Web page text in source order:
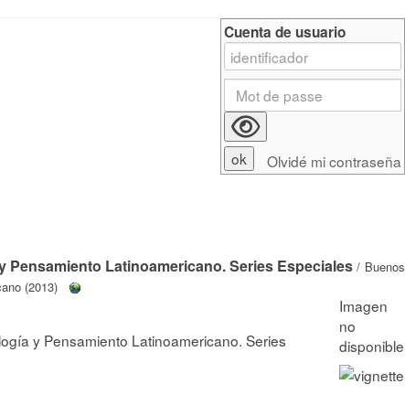
Latinoamericano. Series Especiales / Buenos
(2013)
y Pensamiento Latinoamericano. Series
Cuenta de usuario
Olvidé mi contraseña